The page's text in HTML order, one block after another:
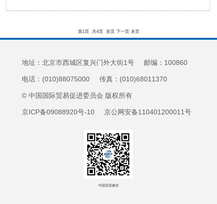
第1页 共4页 首页 下一页 末页
地址：北京市西城区复兴门外大街1号 邮编：100860
电话：(010)88075000 传真：(010)68011370
© 中国国际贸易促进委员会 版权所有
京ICP备09088920号-10 京公网安备110401200011号
中国贸促微信